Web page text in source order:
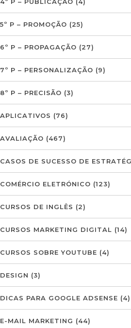
5º P – PROMOÇÃO (25)
6º P – PROPAGAÇÃO (27)
7º P – PERSONALIZAÇÃO (9)
8º P – PRECISÃO (3)
APLICATIVOS (76)
AVALIAÇÃO (467)
CASOS DE SUCESSO DE
COMÉRCIO ELETRÓNICO (123)
CURSOS DE INGLÊS (2)
CURSOS MARKETING DIGITAL (14)
CURSOS SOBRE YOUTUBE (4)
DESIGN (3)
DICAS PARA GOOGLE ADSENSE (4)
E-MAIL MARKETING (44)